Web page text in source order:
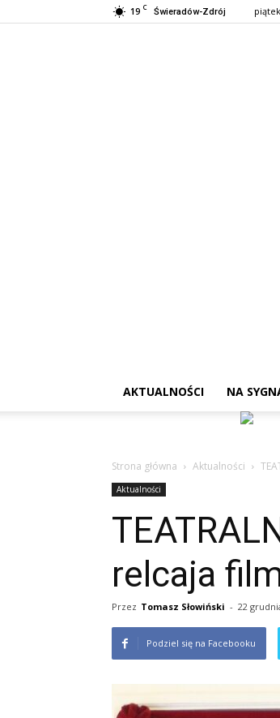
19 C Świeradów-Zdrój
AKTUALNOŚCI NA
Strona główna Aktualności
Aktualności
relcaja
Przez Tomasz Słowiński - 22
Podziel się na Facebooku